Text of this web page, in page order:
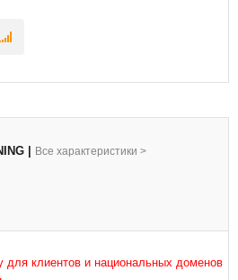
Все характеристики >
для клиентов и национальных доменов